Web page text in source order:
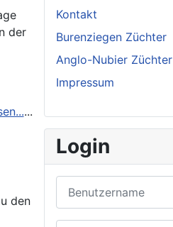
der
...
den
Kontakt
Burenziegen Züchter
Anglo-Nubier Züchter
Impressum
Login